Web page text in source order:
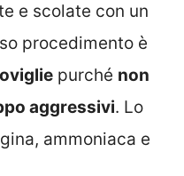
e scolate con un
procedimento è
purché non
aggressivi. Lo
ammoniaca e